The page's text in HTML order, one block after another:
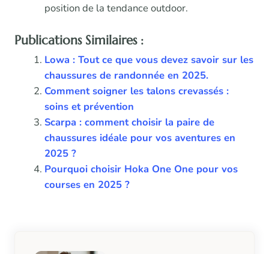
position de la tendance outdoor.
Publications Similaires :
Lowa : Tout ce que vous devez savoir sur les
chaussures de randonnée en 2025.
Comment soigner les talons crevassés :
soins et prévention
Scarpa : comment choisir la paire de
chaussures idéale pour vos aventures en
2025 ?
Pourquoi choisir Hoka One One pour vos
courses en 2025 ?